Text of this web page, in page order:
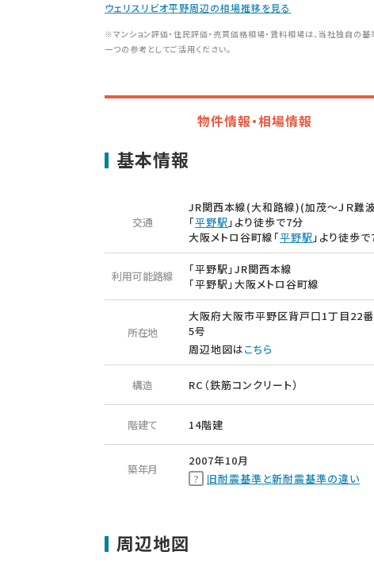
ウェリスリビオ平野周辺の相場推移を見る
※マンション評価・住民評価・売買価格相場・賃料相場は、当社独自の
一つの参考としてご活用ください。
物件情報・相場情報
基本情報
交通
JR関西本線(大和路線)(加茂～ＪＲ難
「平野駅 」より徒歩で7分
大阪メトロ谷町線「平野駅 」より徒歩
利用可能路線
「平野駅」JR関西本線
「平野駅」大阪メトロ谷町線
所在地
大阪府大阪市平野区背戸口1丁目22
5号
周辺地図はこちら
構造 RC（鉄筋コンクリート）
階建て 14階建
築年月
2007年10月
旧耐震基準と新耐震基準の違い
周辺地図